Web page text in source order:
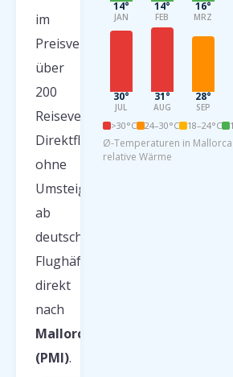
im
Preisvergleich
über
200
Reiseveranstalter.
Direktflug
ohne
Umsteigen
ab
deutschen
Flughäfen
direkt
nach
Mallorca
(PMI).
14°
JAN
14°
FEB
16°
MRZ
30°
JUL
31°
AUG
28°
SEP
>30°C 24–30°C 18–24°C
Ø-Temperaturen in
relative Wärme